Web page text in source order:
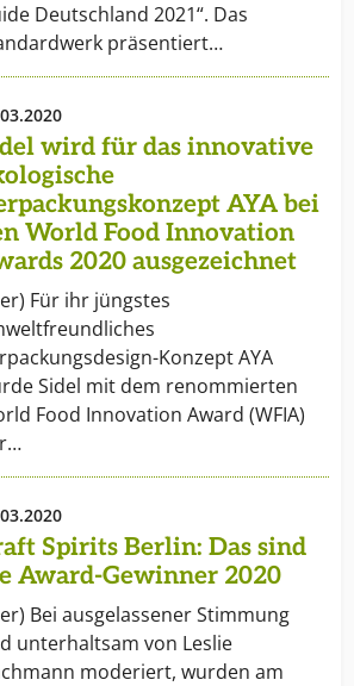
Deutschland 2021“. Das
präsentiert…
wird für das innovative
AYA bei
World Food Innovation
2020 ausgezeichnet
Für ihr jüngstes
Konzept AYA
Sidel mit dem renommierten
Food Innovation Award (WFIA)
Spirits Berlin: Das sind
Award-Gewinner 2020
Bei ausgelassener Stimmung
unterhaltsam von Leslie
moderiert, wurden am